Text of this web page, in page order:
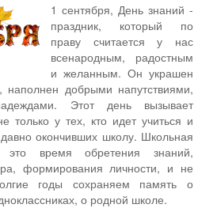
1 сентября, День знаний -
праздник, который по
праву считается у нас
всенародным, радостным
и желанным. Он украшен
добрыми напутствиями,
Этот день вызывает
только у тех, кто идет учиться и
окончивших школу. Школьная
это время обретения знаний,
формирования личности, и не
годы сохраняем память о
о родной школе.